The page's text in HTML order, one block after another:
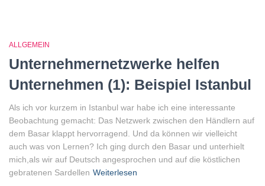
ALLGEMEIN
Unternehmernetzwerke helfen
Unternehmen (1): Beispiel Istanbul
Als ich vor kurzem in Istanbul war habe ich eine interessante
Beobachtung gemacht: Das Netzwerk zwischen den Händlern auf
dem Basar klappt hervorragend. Und da können wir vielleicht
auch was von Lernen? Ich ging durch den Basar und unterhielt
mich,als wir auf Deutsch angesprochen und auf die köstlichen
gebratenen Sardellen Weiterlesen